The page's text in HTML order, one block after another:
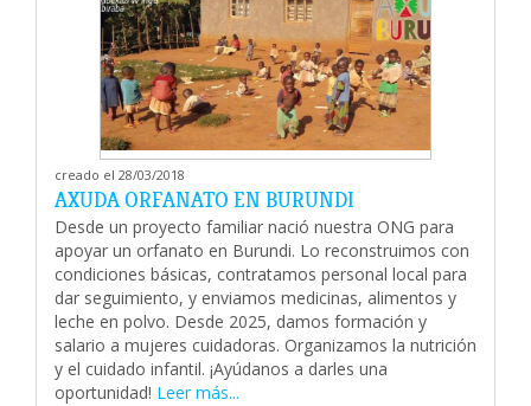
creado el 28/03/2018
AXUDA ORFANATO EN BURUNDI
Desde un proyecto familiar nació nuestra ONG para
apoyar un orfanato en Burundi. Lo reconstruimos con
condiciones básicas, contratamos personal local para
dar seguimiento, y enviamos medicinas, alimentos y
leche en polvo. Desde 2025, damos formación y
salario a mujeres cuidadoras. Organizamos la nutrición
y el cuidado infantil. ¡Ayúdanos a darles una
oportunidad! Leer más...